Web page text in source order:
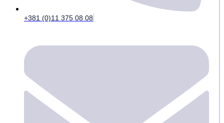
+381 (0)11 375 08 08